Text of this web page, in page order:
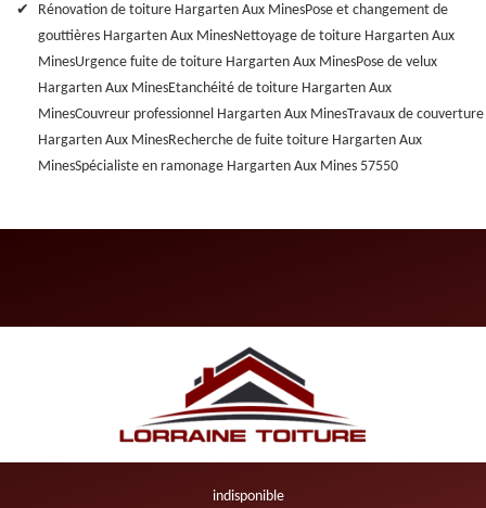
Rénovation de toiture Hargarten Aux MinesPose et changement de
gouttières Hargarten Aux MinesNettoyage de toiture Hargarten Aux
MinesUrgence fuite de toiture Hargarten Aux MinesPose de velux
Hargarten Aux MinesEtanchéité de toiture Hargarten Aux
MinesCouvreur professionnel Hargarten Aux MinesTravaux de couverture
Hargarten Aux MinesRecherche de fuite toiture Hargarten Aux
MinesSpécialiste en ramonage Hargarten Aux Mines 57550
indisponible